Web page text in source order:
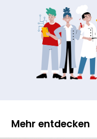
Mehr entdecken